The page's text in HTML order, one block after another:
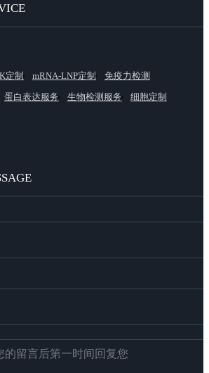
定制 mRNA-LNP定制
免疫力检测
蛋白表达服务 生物检测服务 细胞定制